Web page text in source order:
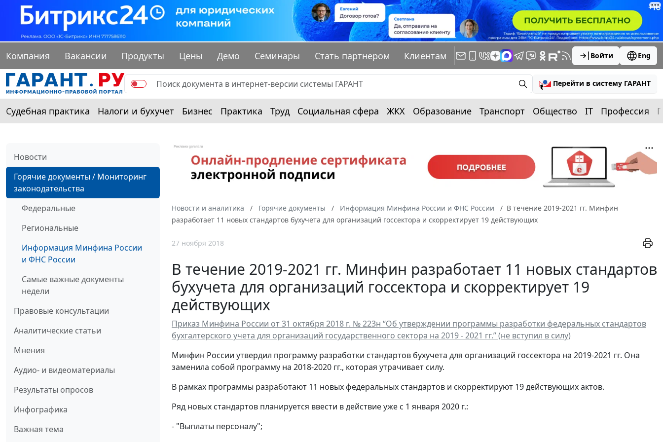
Компания Вакансии Продукты Цены Демо Семинары Стать партнером Клиентам Войти Eng
Перейти в систему ГАРАНТ
Судебная практика Налоги и бухучет Бизнес Практика Труд Социальная сфера ЖКХ Образование Транспорт Общество IT Профессия
Новости
Горячие документы / Мониторинг
законодательства
Федеральные
Региональные
Информация Минфина России
и ФНС России
Самые важные документы
недели
Правовые консультации
Аналитические статьи
Мнения
Аудио- и видеоматериалы
Результаты опросов
Инфографика
Важная тема
Новости и аналитика Горячие документы Информация Минфина России и ФНС России
В течение 2019-2021 гг. Минфин
разработает 11 новых стандартов бухучета для организаций госсектора и скорректирует 19 действующих
27 ноября 2018
В течение 2019-2021 гг. Минфин разработает 11 новых стандартов
бухучета для организаций госсектора и скорректирует 19
действующих
Приказ Минфина России от 31 октября 2018 г. № 223н “Об утверждении программы разработки федеральных стандартов
бухгалтерского учета для организаций государственного сектора на 2019 - 2021 гг.” (не вступил в силу)
Минфин России утвердил программу разработки стандартов бухучета для организаций госсектора на 2019-2021 гг. Она
заменила собой программу на 2018-2020 гг., которая утрачивает силу.
В рамках программы разработают 11 новых федеральных стандартов и скорректируют 19 действующих актов.
Ряд новых стандартов планируется ввести в действие уже с 1 января 2020 г.:
- "Выплаты персоналу";